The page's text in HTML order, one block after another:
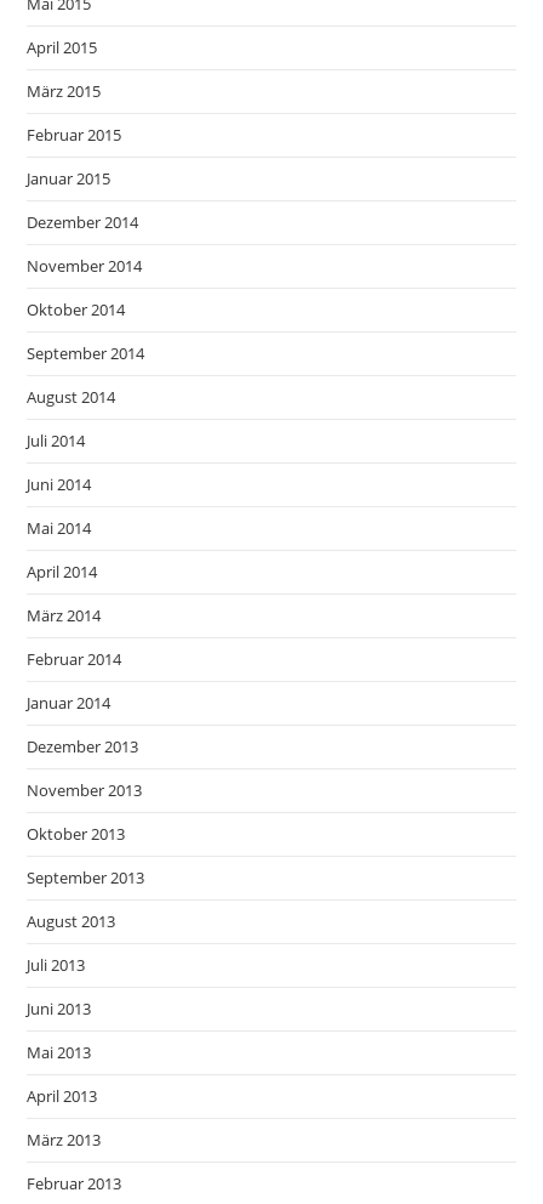
April 2015
März 2015
Februar 2015
Januar 2015
Dezember 2014
November 2014
Oktober 2014
September 2014
August 2014
Juli 2014
Juni 2014
Mai 2014
April 2014
März 2014
Februar 2014
Januar 2014
Dezember 2013
November 2013
Oktober 2013
September 2013
August 2013
Juli 2013
Juni 2013
Mai 2013
April 2013
März 2013
Februar 2013